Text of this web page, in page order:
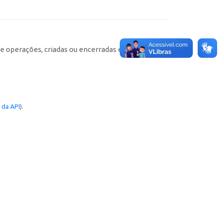
criadas ou encerradas em cada
API).